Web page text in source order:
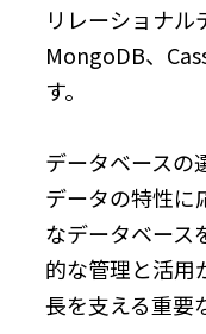
リレーショナル
MongoDB、
す。
データベースの
データの特性に
なデータベース
的な管理と活用
長を支える重要